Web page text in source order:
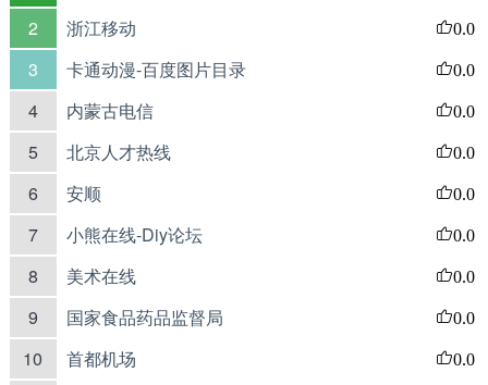
2 浙江移动 0.0
3 卡通动漫-百度图片目录 0.0
4 内蒙古电信 0.0
5 北京人才热线 0.0
6 安顺 0.0
7 小熊在线-Diy论坛 0.0
8 美术在线 0.0
9 国家食品药品监督局 0.0
10 首都机场 0.0